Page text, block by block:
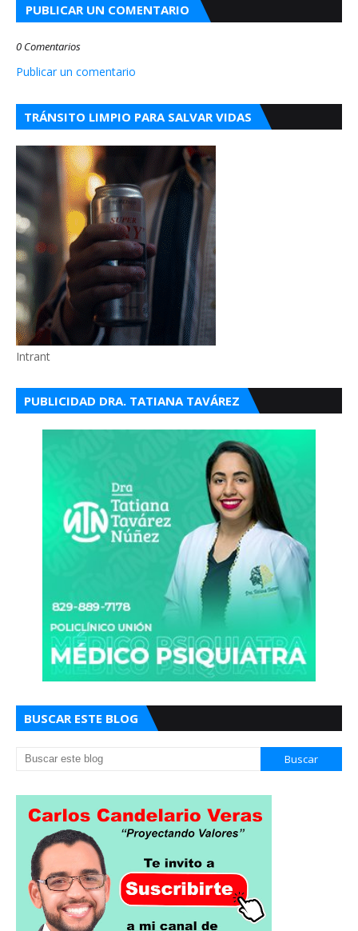
PUBLICAR UN COMENTARIO
0 Comentarios
Publicar un comentario
TRÁNSITO LIMPIO PARA SALVAR VIDAS
Intrant
PUBLICIDAD DRA. TATIANA TAVÁREZ
BUSCAR ESTE BLOG